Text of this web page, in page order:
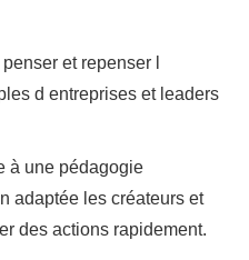
et repenser l
d entreprises et leaders
à une pédagogie
adaptée les créateurs et
des actions rapidement.